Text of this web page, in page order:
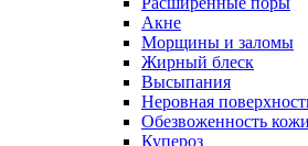
Акне
Морщины и заломы
Жирный блеск
Высыпания
Неровная
Обезвоженность кожи
Купероз